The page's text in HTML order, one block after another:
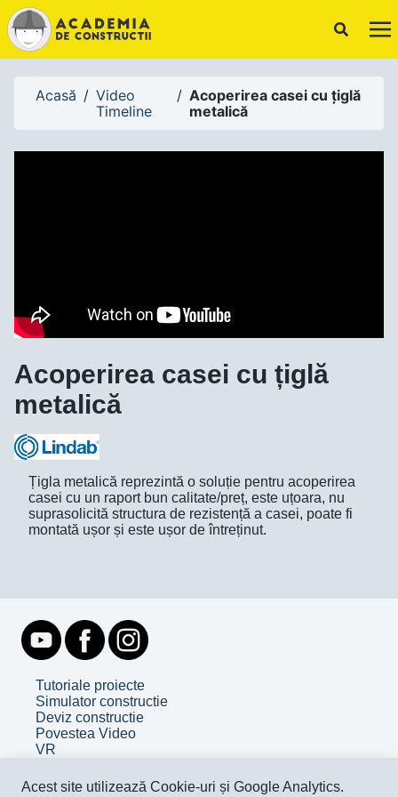
Acasă / Video
Timeline
/ Acoperirea casei cu țiglă
metalică
Acoperirea casei cu țiglă
metalică
Țigla metalică reprezintă o soluție pentru acoperirea
casei cu un raport bun calitate/preț, este uțoara, nu
suprasolicită structura de rezistență a casei, poate fi
montată ușor și este ușor de întreținut.
Tutoriale proiecte
Simulator constructie
Deviz constructie
Povestea Video
VR
Despre noi
Acest site utilizează Cookie-uri și Google Analytics.